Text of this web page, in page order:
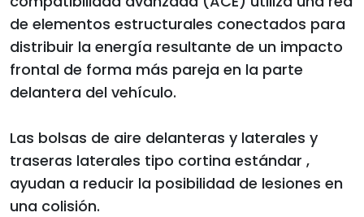
de elementos estructurales conectados para
distribuir la energía resultante de un impacto
frontal de forma más pareja en la parte
delantera del vehículo.
Las bolsas de aire delanteras y laterales y
traseras laterales tipo cortina estándar ,
ayudan a reducir la posibilidad de lesiones en
una colisión.